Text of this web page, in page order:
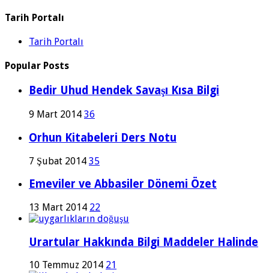
Tarih Portalı
Tarih Portalı
Popular Posts
Bedir Uhud Hendek Savaşı Kısa Bilgi
9 Mart 2014 36
Orhun Kitabeleri Ders Notu
7 Şubat 2014 35
Emeviler ve Abbasiler Dönemi Özet
13 Mart 2014 22
Urartular Hakkında Bilgi Maddeler Halinde
10 Temmuz 2014 21